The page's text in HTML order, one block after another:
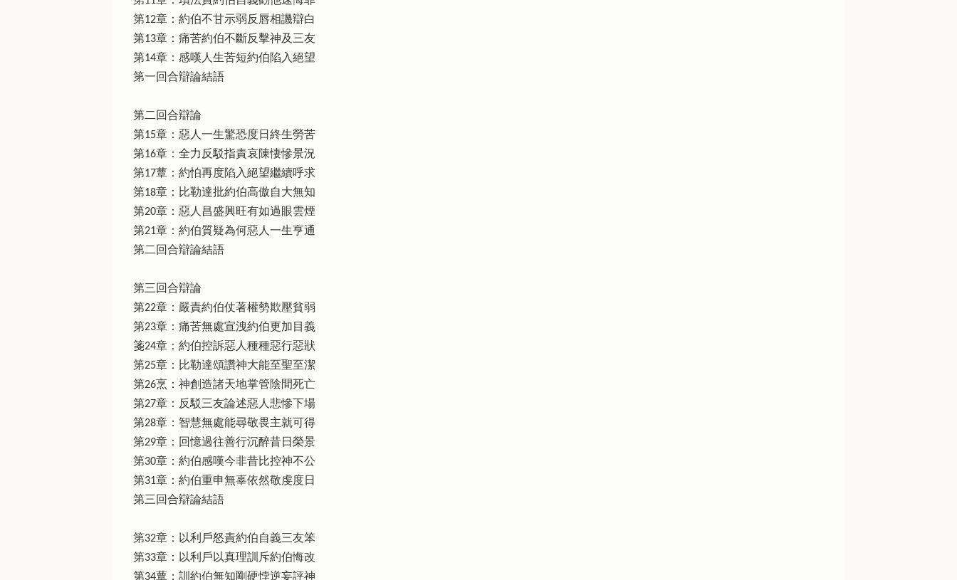
第12章：約伯不甘示弱反唇相譏辯白
第13章：痛苦約伯不斷反擊神及三友
第14章：感嘆人生苦短約伯陷入絕望
第一回合辯論結語
第二回合辯論
第15章：惡人一生驚恐度日終生勞苦
第16章：全力反駁指責哀陳悽慘景況
第17蕈：約怕再度陷入絕望繼續呼求
第18章：比勒達批約伯高傲自大無知
第20章：惡人昌盛興旺有如過眼雲煙
第21章：約伯質疑為何惡人一生亨通
第二回合辯論結語
第三回合辯論
第22章：嚴責約伯仗著權勢欺壓貧弱
第23章：痛苦無處宣洩約伯更加目義
箋24章：約伯控訴惡人種種惡行惡狀
第25章：比勒達頌讚神大能至聖至潔
第26烹：神創造諸天地掌管陰間死亡
第27章：反駁三友論述惡人悲慘下場
第28章：智慧無處能尋敬畏主就可得
第29章：回憶過往善行沉醉昔日榮景
第30章：約伯感嘆今非昔比控神不公
第31章：約伯重申無辜依然敬虔度日
第三回合辯論結語
第32章：以利戶怒責約伯自義三友笨
第33章：以利戶以真理訓斥約伯悔改
第34蕈：訓約伯無知剛硬悖逆妄評神